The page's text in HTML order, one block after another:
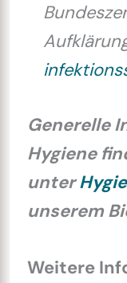
Generelle
Hygiene
unter
unserem
Weitere